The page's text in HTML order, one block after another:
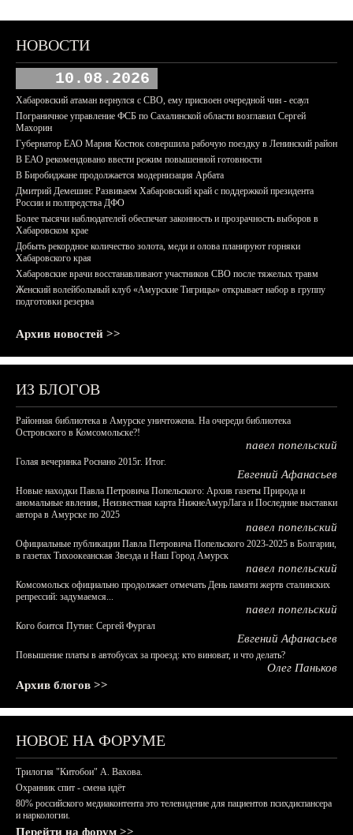
НОВОСТИ
10.08.2026
Хабаровский атаман вернулся с СВО, ему присвоен очередной чин - есаул
Пограничное управление ФСБ по Сахалинской области возглавил Сергей
Махорин
Губернатор ЕАО Мария Костюк совершила рабочую поездку в Ленинский район
В ЕАО рекомендовано ввести режим повышенной готовности
В Биробиджане продолжается модернизация Арбата
Дмитрий Демешин: Развиваем Хабаровский край с поддержкой президента
России и полпредства ДФО
Более тысячи наблюдателей обеспечат законность и прозрачность выборов в
Хабаровском крае
Добыть рекордное количество золота, меди и олова планируют горняки
Хабаровского края
Хабаровские врачи восстанавливают участников СВО после тяжелых травм
Женский волейбольный клуб «Амурские Тигрицы» открывает набор в группу
подготовки резерва
Архив новостей >>
ИЗ БЛОГОВ
Районная библиотека в Амурске уничтожена. На очереди библиотека
Островского в Комсомольске?!
павел попельский
Голая вечеринка Роснано 2015г. Итог.
Евгений Афанасьев
Новые находки Павла Петровича Попельского: Архив газеты Природа и
аномальные явления, Неизвестная карта НижнеАмурЛага и Последние выставки
автора в Амурске по 2025
павел попельский
Официальные публикации Павла Петровича Попельского 2023-2025 в Болгарии,
в газетах Тихоокеанская Звезда и Наш Город Амурск
павел попельский
Комсомольск официально продолжает отмечать День памяти жертв сталинских
репрессий: задумаемся...
павел попельский
Кого боится Путин: Сергей Фургал
Евгений Афанасьев
Повышение платы в автобусах за проезд: кто виноват, и что делать?
Олег Паньков
Архив блогов >>
НОВОЕ НА ФОРУМЕ
Трилогия "Китобои" А. Вахова.
Охранник спит - смена идёт
80% российского медиаконтента это телевидение для пациентов психдиспансера
и наркологии.
Перейти на форум >>